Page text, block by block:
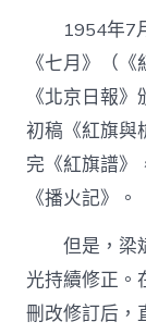
1954年7
《七月》（
《北京日報
初稿《紅旗與
完《紅旗譜》
《播火記》。
但是，梁
光持續修正。
刪改修訂后，